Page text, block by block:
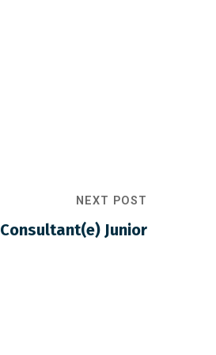
NEXT POST
Consultant(e) Junior